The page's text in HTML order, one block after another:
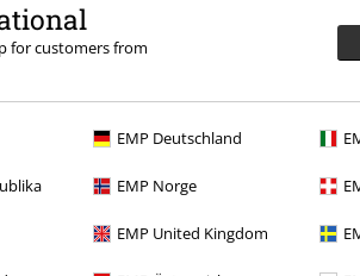
for customers from
EMP Deutschland
EMP Norge
EMP United Kingdom